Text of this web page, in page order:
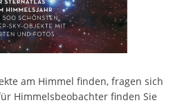
am Himmel finden, fragen sich
Himmelsbeobachter finden Sie